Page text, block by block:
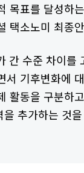
목표를 달성하
택소노미 최종
간 수준 차이를
서 기후변화에
활동을 구분하
추가하는 것